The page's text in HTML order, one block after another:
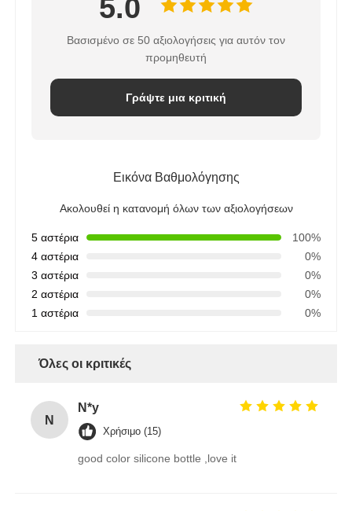
5.0
Βασισμένο σε 50 αξιολογήσεις για αυτόν τον
προμηθευτή
Γράψτε μια κριτική
Εικόνα Βαθμολόγησης
Ακολουθεί η κατανομή όλων των αξιολογήσεων
5 αστέρια
100%
4 αστέρια
0%
3 αστέρια
0%
2 αστέρια
0%
1 αστέρια
0%
Όλες οι κριτικές
N
N*y
Χρήσιμο (15)
good color silicone bottle ,love it